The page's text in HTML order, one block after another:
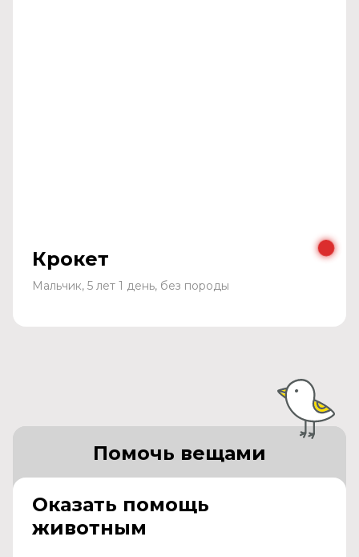
Крокет
Мальчик, 5 лет 1 день, без породы
Оказать помощь
животным
Помочь вещами